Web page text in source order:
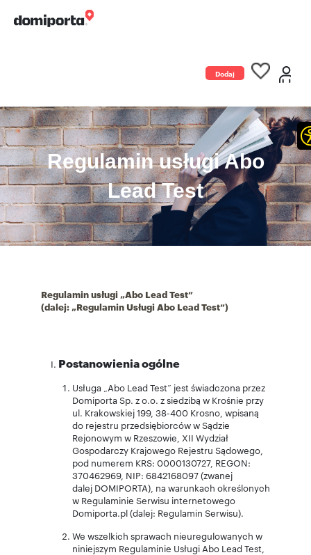
Dodaj
Regulamin usługi Abo
Lead Test
Regulamin usługi „Abo Lead Test”
(dalej: „Regulamin Usługi Abo Lead Test”)
Postanowienia ogólne
Usługa „Abo Lead Test” jest świadczona przez
Domiporta Sp. z o.o. z siedzibą w Krośnie przy
ul. Krakowskiej 199, 38-400 Krosno, wpisaną
do rejestru przedsiębiorców w Sądzie
Rejonowym w Rzeszowie, XII Wydział
Gospodarczy Krajowego Rejestru Sądowego,
pod numerem KRS: 0000130727, REGON:
370462969, NIP: 6842168097 (zwanej
dalej DOMIPORTA), na warunkach określonych
w Regulaminie Serwisu internetowego
Domiporta.pl (dalej: Regulamin Serwisu).
We wszelkich sprawach nieuregulowanych w
niniejszym Regulaminie Usługi Abo Lead Test,